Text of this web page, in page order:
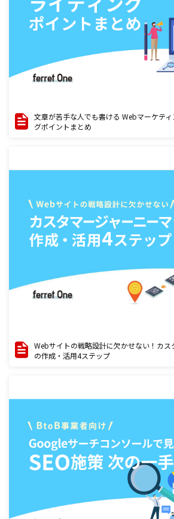
文章が苦手な人でも書ける Webマーケテ
グポイントまとめ
Webサイトの戦略設計に欠かせない！カス
の作成・活用4ステップ